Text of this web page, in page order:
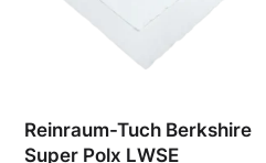
Reinraum-Tuch Berkshire
Super Polx LWSE